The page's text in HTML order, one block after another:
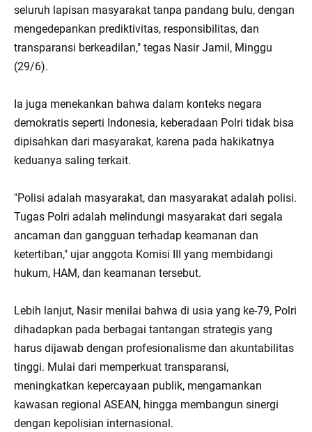
seluruh lapisan masyarakat tanpa pandang bulu, dengan
mengedepankan prediktivitas, responsibilitas, dan
transparansi berkeadilan," tegas Nasir Jamil, Minggu
(29/6).
Ia juga menekankan bahwa dalam konteks negara
demokratis seperti Indonesia, keberadaan Polri tidak bisa
dipisahkan dari masyarakat, karena pada hakikatnya
keduanya saling terkait.
"Polisi adalah masyarakat, dan masyarakat adalah polisi.
Tugas Polri adalah melindungi masyarakat dari segala
ancaman dan gangguan terhadap keamanan dan
ketertiban," ujar anggota Komisi III yang membidangi
hukum, HAM, dan keamanan tersebut.
Lebih lanjut, Nasir menilai bahwa di usia yang ke-79, Polri
dihadapkan pada berbagai tantangan strategis yang
harus dijawab dengan profesionalisme dan akuntabilitas
tinggi. Mulai dari memperkuat transparansi,
meningkatkan kepercayaan publik, mengamankan
kawasan regional ASEAN, hingga membangun sinergi
dengan kepolisian internasional.